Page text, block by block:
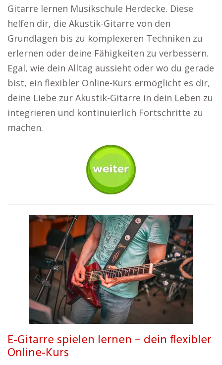
Gitarre lernen Musikschule Herdecke. Diese
helfen dir, die Akustik-Gitarre von den
Grundlagen bis zu komplexeren Techniken zu
erlernen oder deine Fähigkeiten zu verbessern.
Egal, wie dein Alltag aussieht oder wo du gerade
bist, ein flexibler Online-Kurs ermöglicht es dir,
deine Liebe zur Akustik-Gitarre in dein Leben zu
integrieren und kontinuierlich Fortschritte zu
machen.
E-Gitarre spielen lernen – dein flexibler
Online-Kurs